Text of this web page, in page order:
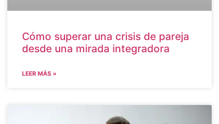
Cómo superar una crisis de pareja
desde una mirada integradora
LEER MÁS »